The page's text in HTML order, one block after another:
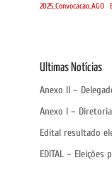
2025_Convocacao_AGO
Ultimas Notícias
Anexo II –
Anexo I –
Edital resultado
EDITAL –